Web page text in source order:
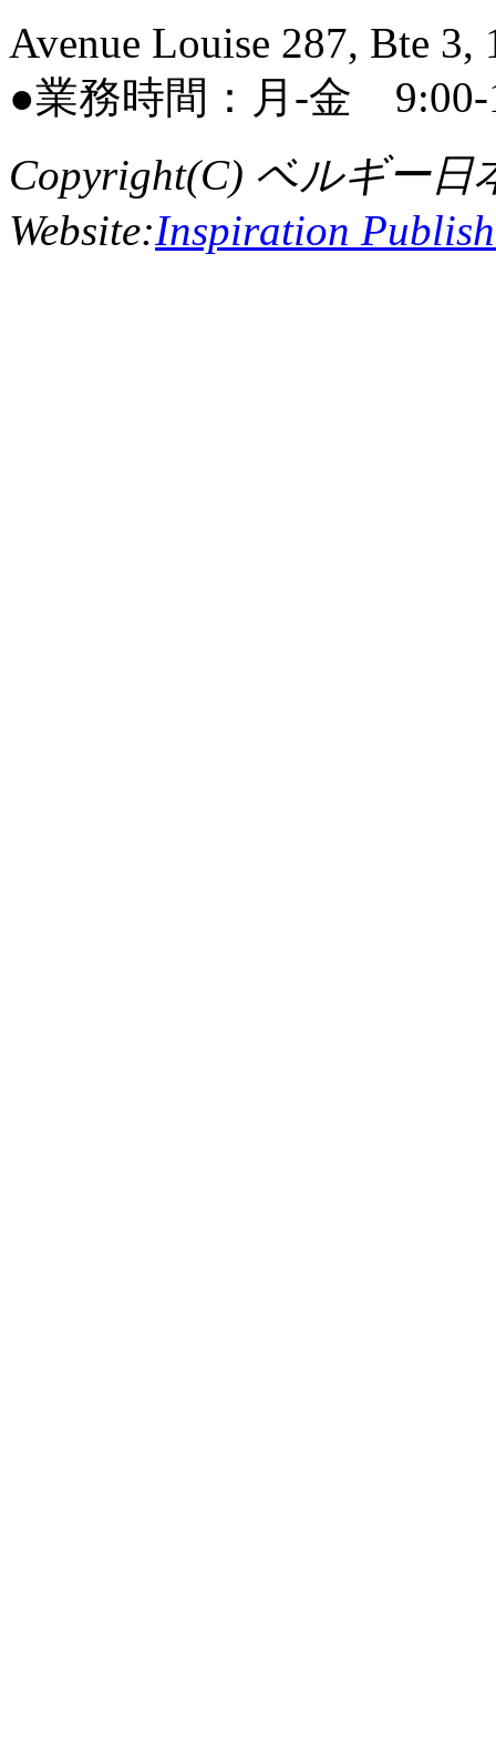
Avenue Louise 287, Bte
●業務時間：月-金 9:00-
Copyright(C) ベルギー日
Website:Inspiration